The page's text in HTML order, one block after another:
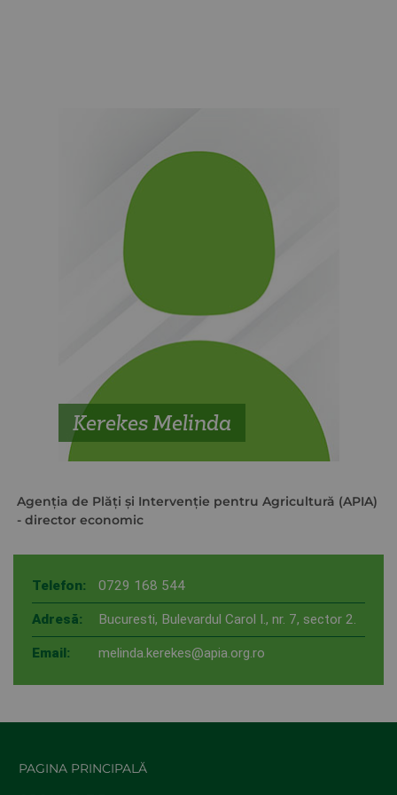
Kerekes Melinda
Agenţia de Plăţi şi Intervenţie pentru Agricultură (APIA)
- director economic
Telefon: 0729 168 544
Adresă: Bucuresti, Bulevardul Carol I., nr. 7, sector 2.
Email: melinda.kerekes@apia.org.ro
PAGINA PRINCIPALĂ